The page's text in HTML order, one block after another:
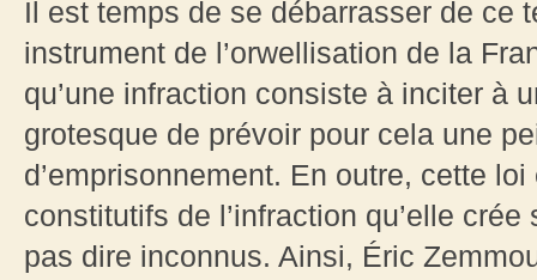
Il est temps de se débarrasser de ce
instrument de l’orwellisation de la
qu’une infraction consiste à inciter à
grotesque de prévoir pour cela une
d’emprisonnement. En outre, cette
constitutifs de l’infraction qu’elle
pas dire inconnus. Ainsi, Éric